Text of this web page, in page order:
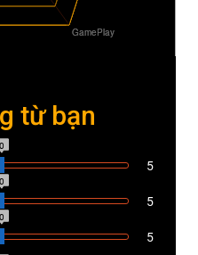
từ bạn
0
5
0
5
0
5